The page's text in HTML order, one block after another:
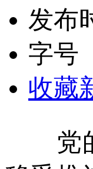
发布
字号
收藏
党的